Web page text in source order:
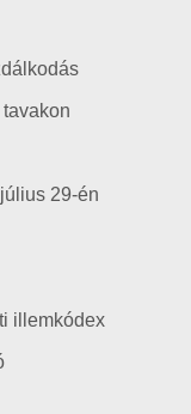
29-én
illemkódex